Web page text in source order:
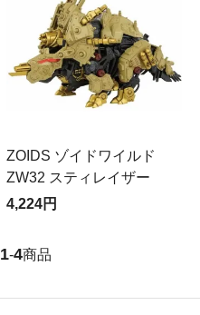
ZOIDS ゾイドワイルド
ZW32 スティレイザー
4,224円
1-4商品